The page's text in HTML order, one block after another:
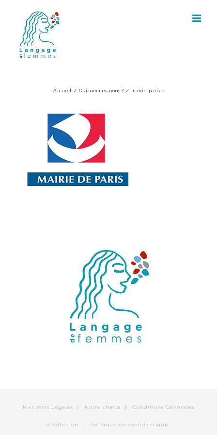
content
Accueil / Qui sommes-nous ? / mairie-paris-c
Mentions Légales | Notre charte | Conditions Générales
d’Adhésion | Politique de confidentialité